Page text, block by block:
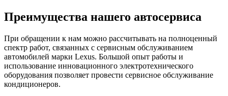
Преимущества нашего автосервиса
При обращении к нам можно рассчитывать на полноценный
спектр работ, связанных с сервисным обслуживанием
автомобилей марки Lexus. Большой опыт работы и
использование инновационного электротехнического
оборудования позволяет провести сервисное обслуживание
кондиционеров.